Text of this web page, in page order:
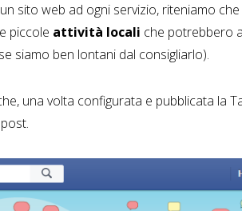
sito web ad ogni servizio, riteniamo
piccole attività locali che potrebbero
siamo ben lontani dal consigliarlo).
una volta configurata e pubblicata la